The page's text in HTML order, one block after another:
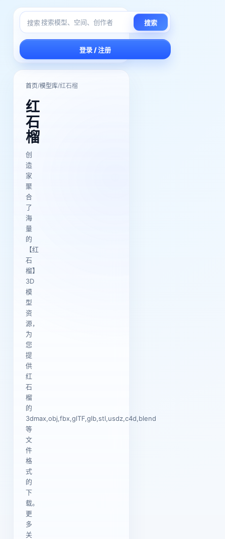
搜索 搜索
登录 / 注册
首页/模型库/红石榴
红
石
榴
创
造
家
聚
合
了
海
量
的
【红
石
榴】
3D
模
型
资
源，
为
您
提
供
红
石
榴
的
3dmax,obj,fbx,glTF,glb,stl,usdz,c4d,blend
等
文
件
格
式
的
下
载。
更
多
关